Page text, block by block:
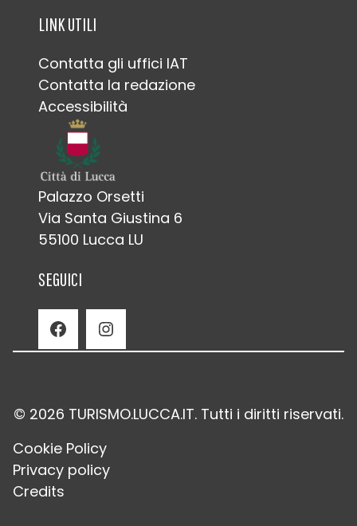
LINK UTILI
Contatta gli uffici IAT
Contatta la redazione
Accessibilità
Palazzo Orsetti
Via Santa Giustina 6
55100 Lucca LU
SEGUICI
Facebook Instagram
© 2026 TURISMO.LUCCA.IT. Tutti i diritti riservati.
Cookie Policy
Privacy policy
Credits